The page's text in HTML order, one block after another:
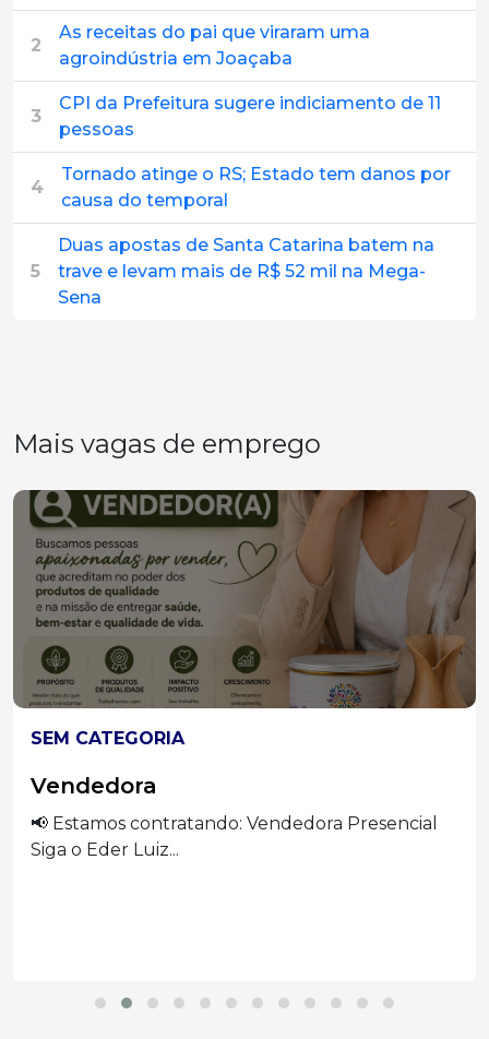
2
As receitas do pai que viraram uma
agroindústria em Joaçaba
3
CPI da Prefeitura sugere indiciamento de 11
pessoas
4
Tornado atinge o RS; Estado tem danos por
causa do temporal
5
Duas apostas de Santa Catarina batem na
trave e levam mais de R$ 52 mil na Mega-
Sena
Mais vagas de emprego
SEM CATEGORIA
Vendedora
📢 Estamos contratando: Vendedora Presencial
Siga o Eder Luiz...